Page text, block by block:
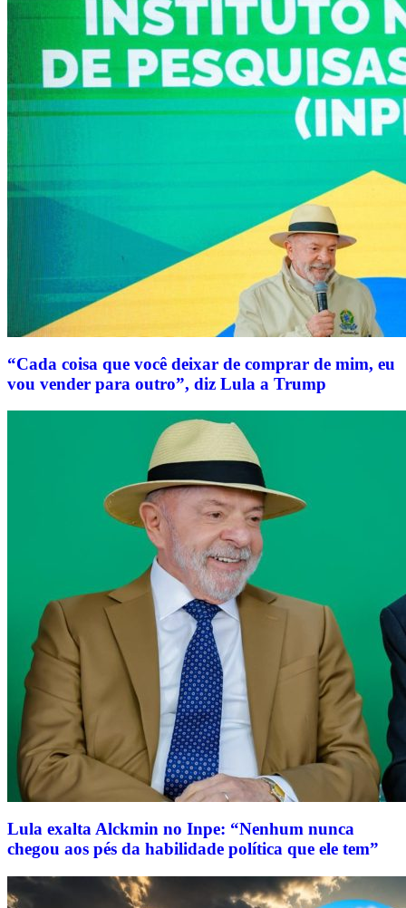
“Cada coisa que você deixar de comprar de mim, eu
vou vender para outro”, diz Lula a Trump
Lula exalta Alckmin no Inpe: “Nenhum nunca
chegou aos pés da habilidade política que ele tem”